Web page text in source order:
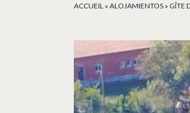
ACCUEIL » ALOJAMIENTOS » GÎTE